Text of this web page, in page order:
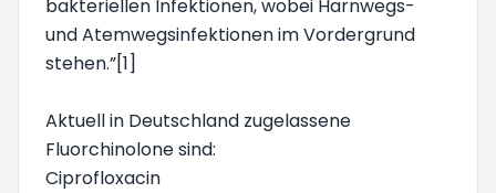
bakteriellen Infektionen, wobei Harnwegs-
und Atemwegsinfektionen im Vordergrund
stehen.”[1]
Aktuell in Deutschland zugelassene
Fluorchinolone sind:
Ciprofloxacin